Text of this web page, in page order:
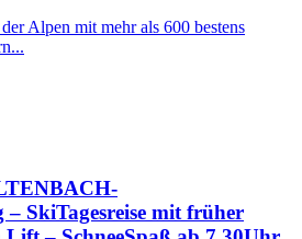
Alpen mit mehr als 600 bestens
– SkiTagesreise mit früher